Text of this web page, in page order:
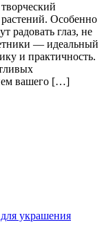
Особенно
радовать глаз, не
— идеальный
и практичность.
вашего […]
украшения